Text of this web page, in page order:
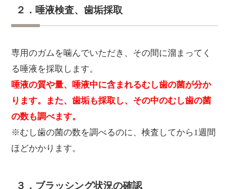
２．唾液検査、歯垢採取
専用のガムを噛んでいただき、その間に溜まってく
る唾液を採取します。
唾液の質や量、唾液中に含まれるむし歯の菌が分か
ります。また、歯垢も採取し、その中のむし歯の菌
の数も調べます。
※むし歯の菌の数を調べるのに、検査してから1週間
ほどかかります。
３．ブラッシング状況の確認